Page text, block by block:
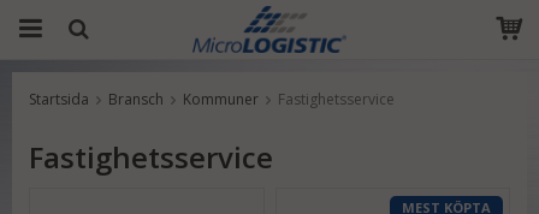
Produkten har blivit tillagd i varukorgen
Startsida Bransch Kommuner Fastighetsservice
Fastighetsservice
MEST KÖPTA